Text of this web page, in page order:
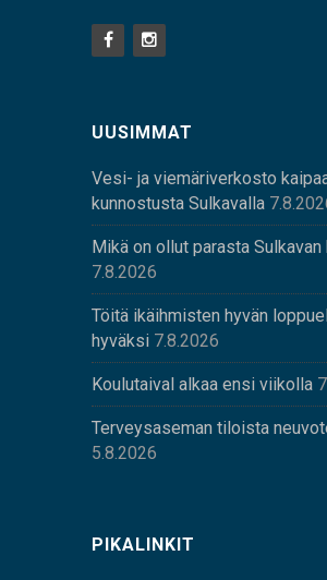
UUSIMMAT
Vesi- ja viemäriverkosto
kunnostusta Sulkavalla
Mikä on ollut parasta
7.8.2026
Töitä ikäihmisten hyvän
hyväksi 7.8.2026
Koulutaival alkaa ensi viikolla
Terveysaseman tiloista
5.8.2026
PIKALINKIT